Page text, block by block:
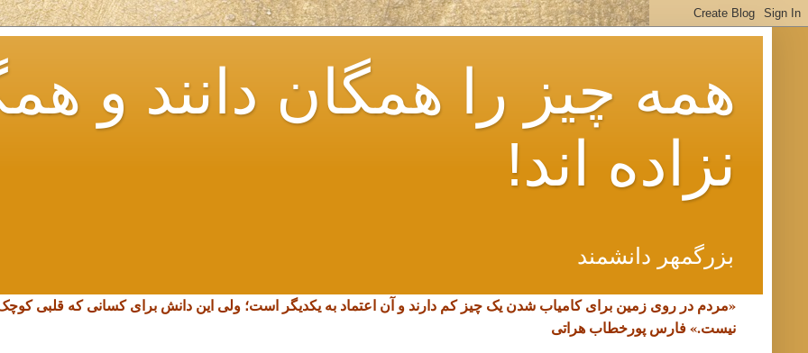
همه چیز را همگان دانند و
نزاده اند!
بزرگمهر دانشمند
«مردم در روی زمین برای کامیاب شدن یک چیز کم دارند و آن اعتماد به یکدیگر است؛ ولی این دانش برای کسانی که قلبی
نیست.» فارس پورخطاب هراتی